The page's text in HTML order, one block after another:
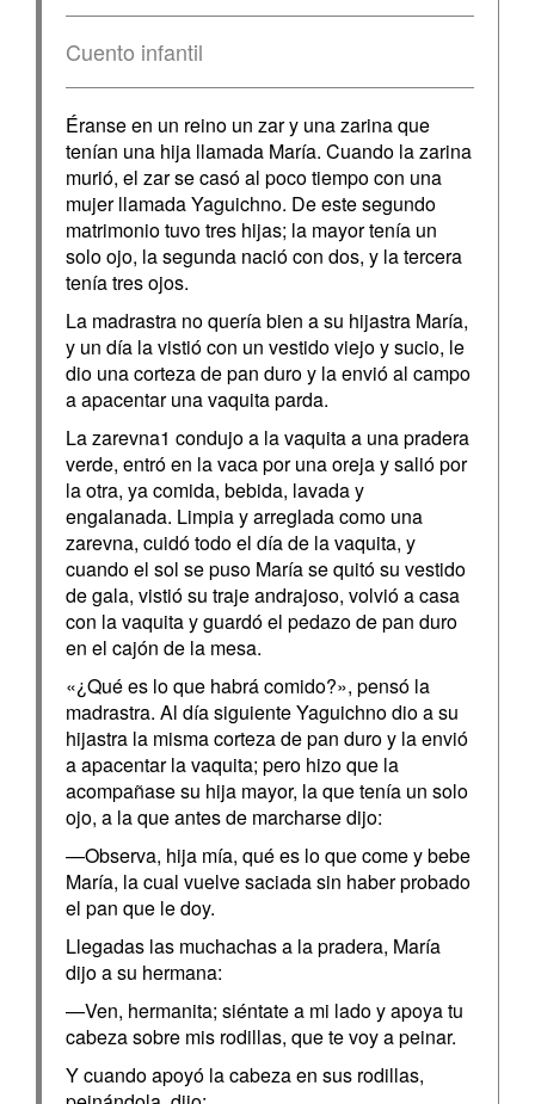
Cuento infantil
Éranse en un reino un zar y una zarina que
tenían una hija llamada María. Cuando la zarina
murió, el zar se casó al poco tiempo con una
mujer llamada Yaguichno. De este segundo
matrimonio tuvo tres hijas; la mayor tenía un
solo ojo, la segunda nació con dos, y la tercera
tenía tres ojos.
La madrastra no quería bien a su hijastra María,
y un día la vistió con un vestido viejo y sucio, le
dio una corteza de pan duro y la envió al campo
a apacentar una vaquita parda.
La zarevna1 condujo a la vaquita a una pradera
verde, entró en la vaca por una oreja y salió por
la otra, ya comida, bebida, lavada y
engalanada. Limpia y arreglada como una
zarevna, cuidó todo el día de la vaquita, y
cuando el sol se puso María se quitó su vestido
de gala, vistió su traje andrajoso, volvió a casa
con la vaquita y guardó el pedazo de pan duro
en el cajón de la mesa.
«¿Qué es lo que habrá comido?», pensó la
madrastra. Al día siguiente Yaguichno dio a su
hijastra la misma corteza de pan duro y la envió
a apacentar la vaquita; pero hizo que la
acompañase su hija mayor, la que tenía un solo
ojo, a la que antes de marcharse dijo:
—Observa, hija mía, qué es lo que come y bebe
María, la cual vuelve saciada sin haber probado
el pan que le doy.
Llegadas las muchachas a la pradera, María
dijo a su hermana:
—Ven, hermanita; siéntate a mi lado y apoya tu
cabeza sobre mis rodillas, que te voy a peinar.
Y cuando apoyó la cabeza en sus rodillas,